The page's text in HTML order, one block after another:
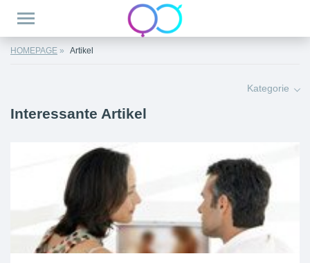
HOMEPAGE Artikel
Kategorie
Interessante Artikel